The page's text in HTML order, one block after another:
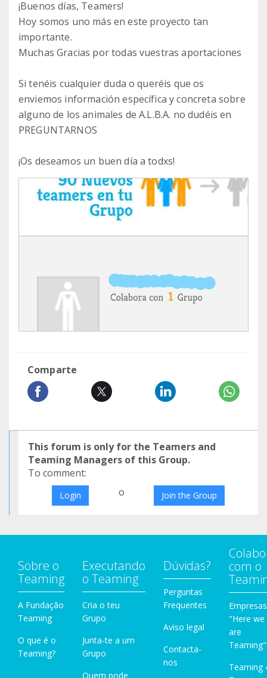
¡Buenos días, Teamers!
Hoy somos uno más en este proyecto tan
importante.
Muchas Gracias por todas vuestras aportaciones
Si tenéis cualquier duda o queréis que os
enviemos información específica y concreta sobre
alguno de los animales de A.L.B.A. no dudéis en
PREGUNTARNOS
¡Os deseamos un buen día a todxs!
Comparte
This forum is only for the Teamers and
Teaming Managers of this Group.
To comment:
Login o Join the Group
Sobre o
Teaming
A Fundação
Teaming
O que é o
Teaming?
Executando
o Teaming
Cria o teu
Grupo
Junta-te a um
Grupo
Quem pode
Dúvidas?
Perguntas
Frequentes
Aviso legal
Contacta-
nos
com o
Empresas
"Here we
are
Teaming"
Teaming